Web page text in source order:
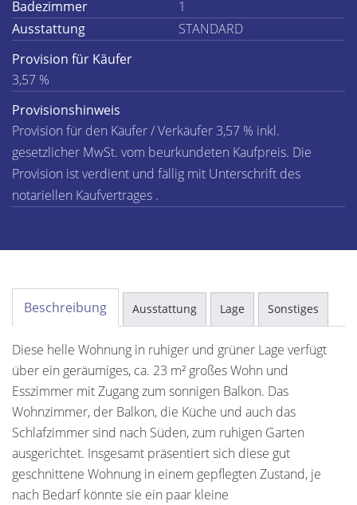
Badezimmer
1
Ausstattung
STANDARD
Provision für Käufer
3,57 %
Provisionshinweis
Provision für den Käufer / Verkäufer 3,57 % inkl.
gesetzlicher MwSt. vom beurkundeten Kaufpreis. Die
Provision ist verdient und fällig mit Unterschrift des
notariellen Kaufvertrages .
Beschreibung Ausstattung Lage Sonstiges
Diese helle Wohnung in ruhiger und grüner Lage verfügt
über ein geräumiges, ca. 23 m² großes Wohn und
Esszimmer mit Zugang zum sonnigen Balkon. Das
Wohnzimmer, der Balkon, die Küche und auch das
Schlafzimmer sind nach Süden, zum ruhigen Garten
ausgerichtet. Insgesamt präsentiert sich diese gut
geschnittene Wohnung in einem gepflegten Zustand, je
nach Bedarf könnte sie ein paar kleine